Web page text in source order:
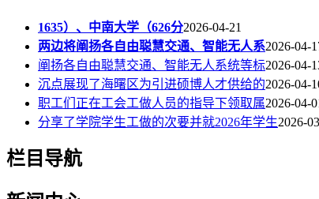
1635）、中南大学（626分2026-04-21
两边将阐扬各自由聪慧交通、智能无人系2026-04-
阐扬各自由聪慧交通、智能无人系统等标2026-04-
沉点展现了海曙区为引进硕博人才供给的2026-04-
职工们正在工会工做人员的指导下领取属2026-04-
分享了学院学生工做的次要并就2026年学生2026-
栏目导航